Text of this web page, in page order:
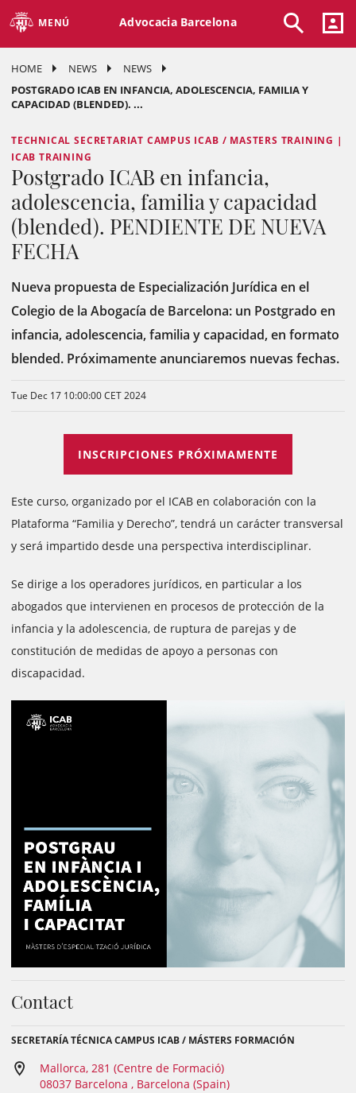
MENÚ Advocacia Barcelona
HOME NEWS
NEWS
POSTGRADO ICAB EN INFANCIA, ADOLESCENCIA, FAMILIA Y
CAPACIDAD (BLENDED). ...
TECHNICAL SECRETARIAT CAMPUS ICAB / MASTERS TRAINING |
ICAB TRAINING
Postgrado ICAB en infancia,
adolescencia, familia y capacidad
(blended). PENDIENTE DE NUEVA
FECHA
Nueva propuesta de Especialización Jurídica en el
Colegio de la Abogacía de Barcelona: un Postgrado en
infancia, adolescencia, familia y capacidad, en formato
blended. Próximamente anunciaremos nuevas fechas.
Tue Dec 17 10:00:00 CET 2024
INSCRIPCIONES PRÓXIMAMENTE
Este curso, organizado por el ICAB en colaboración con la
Plataforma “Familia y Derecho”, tendrá un carácter transversal
y será impartido desde una perspectiva interdisciplinar.
Se dirige a los operadores jurídicos, en particular a los
abogados que intervienen en procesos de protección de la
infancia y la adolescencia, de ruptura de parejas y de
constitución de medidas de apoyo a personas con
discapacidad.
Contact
SECRETARÍA TÉCNICA CAMPUS ICAB / MÁSTERS FORMACIÓN
Mallorca, 281 (Centre de Formació)
08037 Barcelona , Barcelona (Spain)